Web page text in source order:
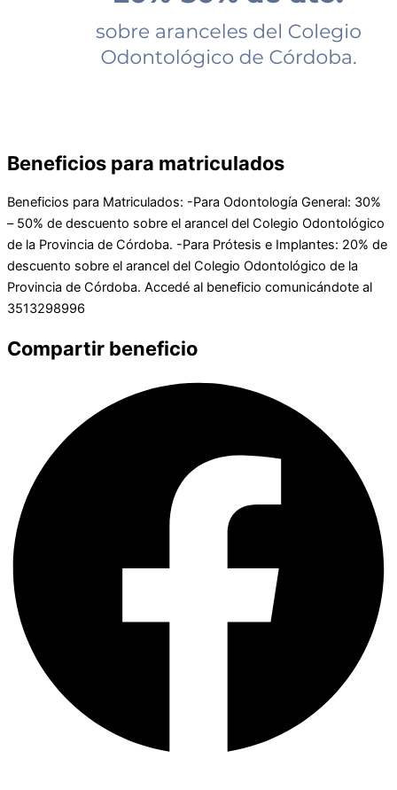
Beneficios para matriculados
Beneficios para Matriculados: -Para Odontología General: 30%
– 50% de descuento sobre el arancel del Colegio Odontológico
de la Provincia de Córdoba. -Para Prótesis e Implantes: 20% de
descuento sobre el arancel del Colegio Odontológico de la
Provincia de Córdoba. Accedé al beneficio comunicándote al
3513298996
Compartir beneficio